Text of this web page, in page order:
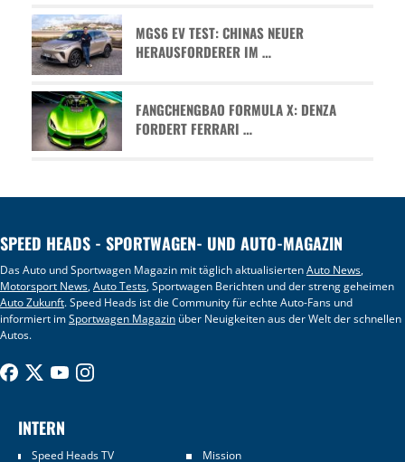
MGS6 EV TEST: CHINAS NEUER
HERAUSFORDERER IM …
FANGCHENGBAO FORMULA X: DENZA
FORDERT FERRARI …
SPEED HEADS - SPORTWAGEN- UND AUTO-MAGAZIN
Das Auto und Sportwagen Magazin mit täglich aktualisiertenAuto News,
Motorsport News,Auto Tests, Sportwagen Berichten und der streng geheimen
Auto Zukunft. Speed Heads ist die Community für echte Auto-Fans und
informiert imSportwagen Magazin über Neuigkeiten aus der Welt der schnellen
Autos.
INTERN
Speed Heads TV Mission